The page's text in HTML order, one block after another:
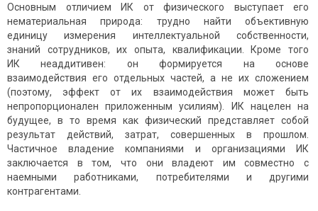
Основным отличием ИК от физического выступает его
нематериальная природа: трудно найти объективную
единицу измерения интеллектуальной собственности,
знаний сотрудников, их опыта, квалификации. Кроме того
ИК неаддитивен: он формируется на основе
взаимодействия его отдельных частей, а не их сложением
(поэтому, эффект от их взаимодействия может быть
непропорционален приложенным усилиям). ИК нацелен на
будущее, в то время как физический представляет собой
результат действий, затрат, совершенных в прошлом.
Частичное владение компаниями и организациями ИК
заключается в том, что они владеют им совместно с
наемными работниками, потребителями и другими
контрагентами.